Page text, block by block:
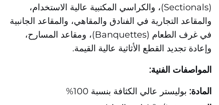
(Sectionals)، والكراسي المكتبية عالية الاستخدام،
والمقاعد التجارية في الفنادق والمقاهي، والمقاعد الجانبية
في غرف الطعام (Banquettes)، ومقاعد المسارح،
وإعادة تجديد القطع الأثاثية عالية القيمة.
المواصفات الفنية:
المادة: بوليستر عالي الكثافة بنسبة 100%